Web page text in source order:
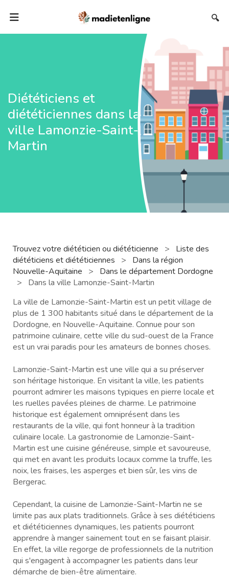
🔍
Diététiciens et
diététiciennes dans la
ville Lamonzie-Saint-
Martin
Trouvez votre diététicien ou diététicienne >
Liste des
diététiciens et diététiciennes
>
Dans la région
Nouvelle-Aquitaine
>
Dans le département Dordogne
>
Dans la ville Lamonzie-Saint-Martin
La ville de Lamonzie-Saint-Martin est un petit village de
plus de 1 300 habitants situé dans le département de la
Dordogne, en Nouvelle-Aquitaine. Connue pour son
patrimoine culinaire, cette ville du sud-ouest de la France
est un vrai paradis pour les amateurs de bonnes choses.
Lamonzie-Saint-Martin est une ville qui a su préserver
son héritage historique. En visitant la ville, les patients
pourront admirer les maisons typiques en pierre locale et
les ruelles pavées pleines de charme. Le patrimoine
historique est également omniprésent dans les
restaurants de la ville, qui font honneur à la tradition
culinaire locale. La gastronomie de Lamonzie-Saint-
Martin est une cuisine généreuse, simple et savoureuse,
qui met en avant les produits locaux comme la truffe, les
noix, les fraises, les asperges et bien sûr, les vins de
Bergerac.
Cependant, la cuisine de Lamonzie-Saint-Martin ne se
limite pas aux plats traditionnels. Grâce à ses diététiciens
et diététiciennes dynamiques, les patients pourront
apprendre à manger sainement tout en se faisant plaisir.
En effet, la ville regorge de professionnels de la nutrition
qui s'engagent à accompagner les patients dans leur
démarche de bien-être alimentaire.